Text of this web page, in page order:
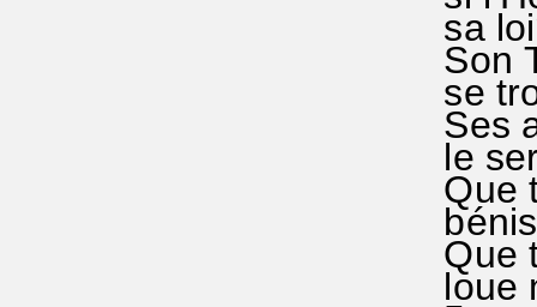
sa
Son
se
Ses
le
Que
Que
loue